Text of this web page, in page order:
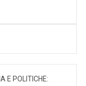
E POLITICHE: